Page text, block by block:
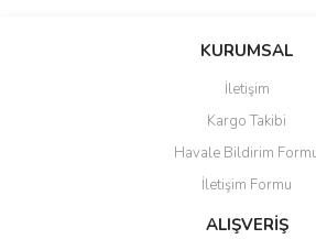
Bu ürüne ilk yorumu siz
Ürün resmi kalitesiz, bozuk veya
Ürün açıklamasında eksik bilgiler
Ürün bilgilerinde hatalar bulunuyor.
Ürün fiyatı diğer sitelerden daha pahalı.
KURUMSAL
İletişim
Kargo Takibi
Havale Bildirim
İletişim Formu
ALIŞVERİŞ